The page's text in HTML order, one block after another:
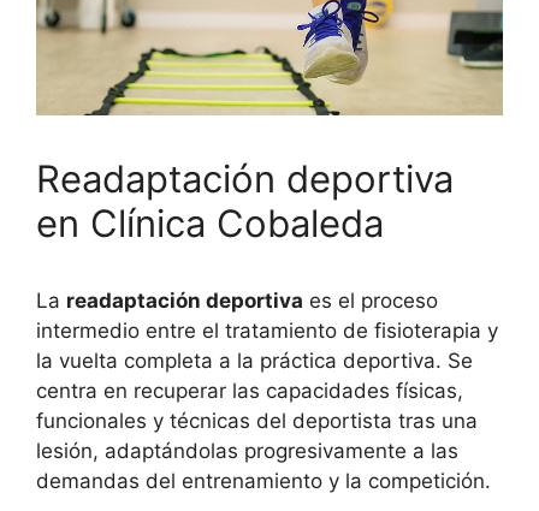
Readaptación deportiva
en Clínica Cobaleda
La readaptación deportiva es el proceso
intermedio entre el tratamiento de fisioterapia y
la vuelta completa a la práctica deportiva. Se
centra en recuperar las capacidades físicas,
funcionales y técnicas del deportista tras una
lesión, adaptándolas progresivamente a las
demandas del entrenamiento y la competición.